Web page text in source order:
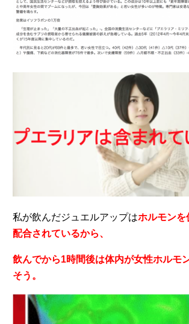
私が飲んだジュエルアップはホルモンを
配合されているから、
飲んでから1時間後は体内が女性ホルモ
そう。